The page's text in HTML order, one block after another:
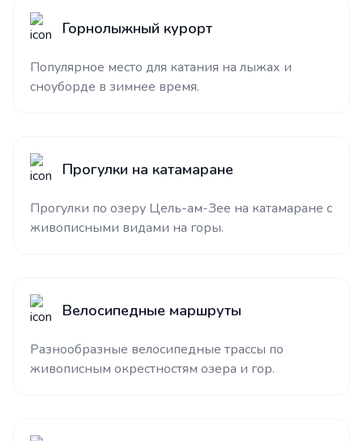
Горнолыжный курорт
Популярное место для катания на лыжах и
сноуборде в зимнее время.
Прогулки на катамаране
Прогулки по озеру Цель-ам-Зее на катамаране с
живописными видами на горы.
Велосипедные маршруты
Разнообразные велосипедные трассы по
живописным окрестностям озера и гор.